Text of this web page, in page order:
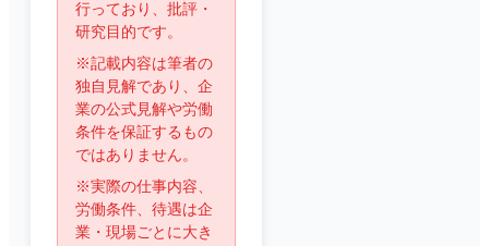
行っており、批評・
研究目的です。
※記載内容は筆者の
独自見解であり、企
業の公式見解や労働
条件を保証するもの
ではありません。
※実際の仕事内容、
労働条件、待遇は企
業・現場ごとに大き